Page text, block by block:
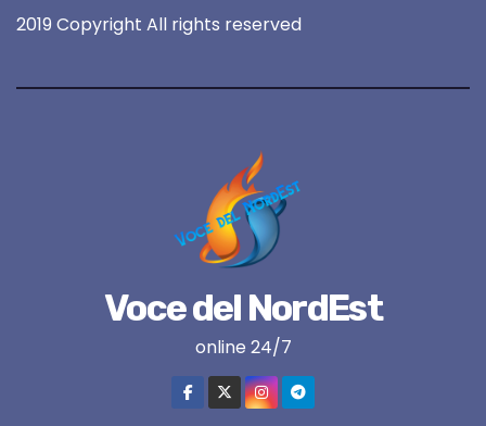
2019 Copyright All rights reserved
Voce del NordEst
online 24/7